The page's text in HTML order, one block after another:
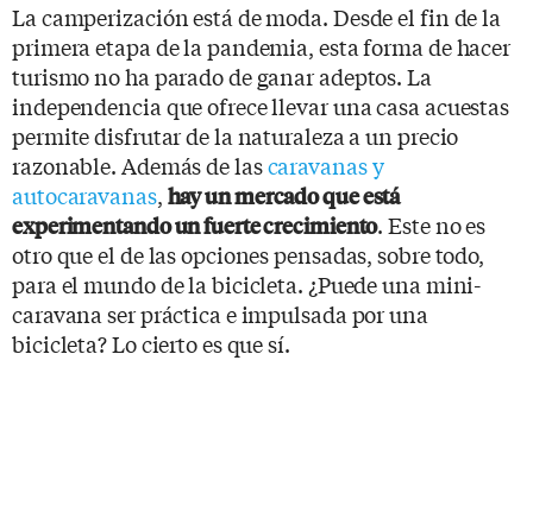
La camperización está de moda. Desde el fin de la
primera etapa de la pandemia, esta forma de hacer
turismo no ha parado de ganar adeptos. La
independencia que ofrece llevar una casa acuestas
permite disfrutar de la naturaleza a un precio
razonable. Además de lascaravanas y
autocaravanas, hay un mercado que está
experimentando un fuerte crecimiento. Este no es
otro que el de las opciones pensadas, sobre todo,
para el mundo de la bicicleta. ¿Puede una mini-
caravana ser práctica e impulsada por una
bicicleta? Lo cierto es que sí.